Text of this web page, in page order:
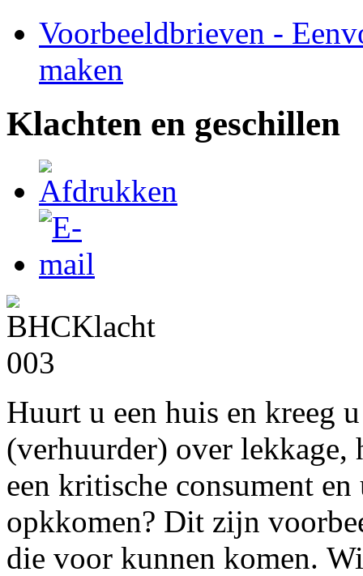
Voorbeeldbrieven -
maken
Klachten en geschillen
Huurt u een huis en kreeg
(verhuurder) over
een kritische consument
opkkomen? Dit zijn
die voor kunnen komen.